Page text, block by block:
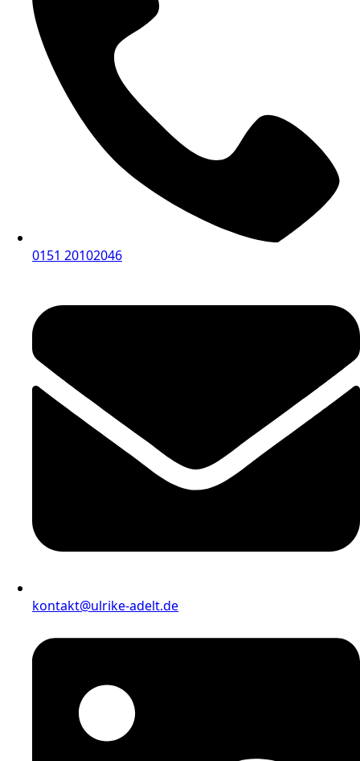
0151 20102046
kontakt@ulrike-adelt.de